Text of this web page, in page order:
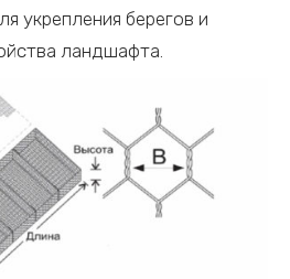
укрепления берегов и
ландшафта.